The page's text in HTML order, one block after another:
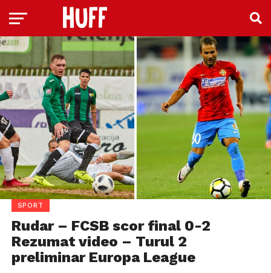
SPORT
Rudar – FCSB scor final 0-2
Rezumat video – Turul 2
preliminar Europa League